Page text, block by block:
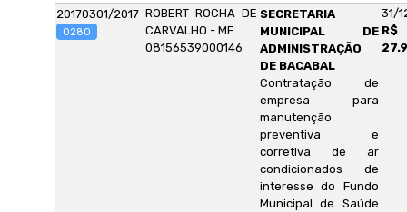
20170301/2017
0280
ROBERT ROCHA DE
CARVALHO - ME
08156539000146
SECRETARIA
MUNICIPAL DE
ADMINISTRAÇÃO
DE BACABAL
Contratação de
empresa para
manutenção
preventiva e
corretiva de ar
condicionados de
interesse do Fundo
Municipal de Saúde
31/
R$